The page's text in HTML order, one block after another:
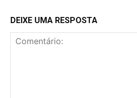
DEIXE UMA RESPOSTA